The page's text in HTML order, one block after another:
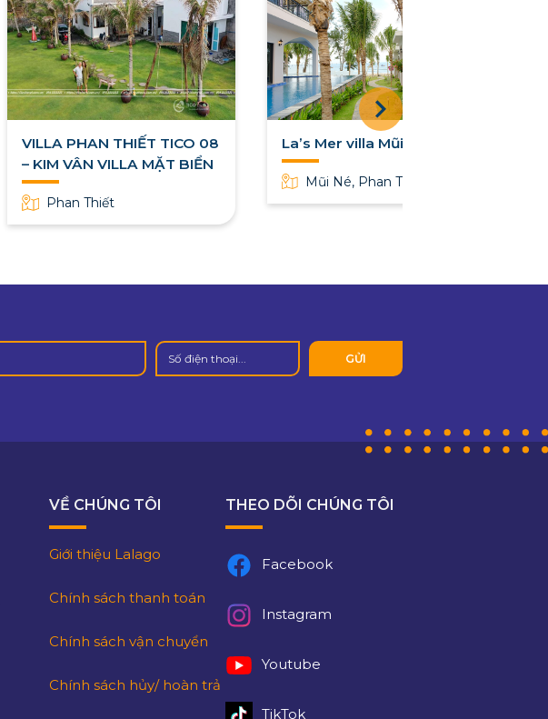
VILLA PHAN THIẾT TICO 08
– KIM VÂN VILLA MẶT BIỂN
Phan Thiết
La’s Mer villa Mũi Né
Mũi Né, Phan Thiết
VỀ CHÚNG TÔI
Giới thiệu Lalago
Chính sách thanh toán
Chính sách vận chuyển
Chính sách hủy/ hoàn trả
THEO DÕI CHÚNG TÔI
Facebook
Instagram
Youtube
TikTok